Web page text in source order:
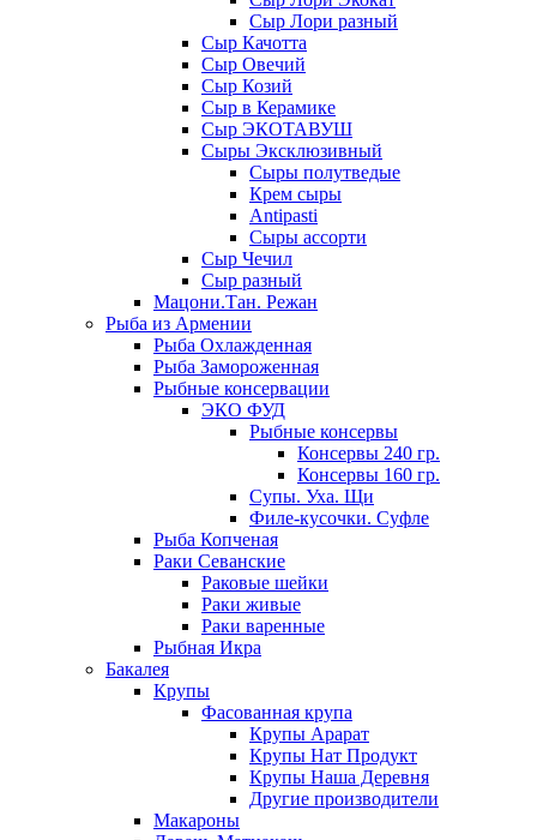
Сыр Лори разный
Сыр Качотта
Сыр Овечий
Сыр Козий
Сыр в Керамике
Сыр ЭКОТАВУШ
Сыры Эксклюзивный
Сыры полутведые
Крем сыры
Antipasti
Сыры ассорти
Сыр Чечил
Сыр разный
Мацони.Тан. Режан
Рыба из Армении
Рыба Охлажденная
Рыба Замороженная
Рыбные консервации
ЭКО ФУД
Рыбные консервы
Консервы 240 гр.
Консервы 160 гр.
Супы. Уха. Щи
Филе-кусочки. Суфле
Рыба Копченая
Раки Севанские
Раковые шейки
Раки живые
Раки варенные
Рыбная Икра
Бакалея
Крупы
Фасованная крупа
Крупы Арарат
Крупы Нат Продукт
Крупы Наша Деревня
Другие производители
Макароны